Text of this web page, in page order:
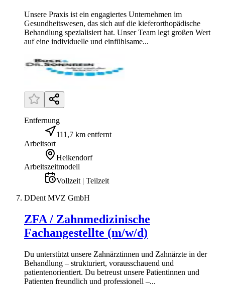
Unsere Praxis ist ein engagiertes Unternehmen im
Gesundheitswesen, das sich auf die kieferorthopädische
Behandlung spezialisiert hat. Unser Team legt großen Wert
auf eine individuelle und einfühlsame...
Entfernung
111,7 km entfernt
Arbeitsort
Heikendorf
Arbeitszeitmodell
Vollzeit | Teilzeit
DDent MVZ GmbH
ZFA / Zahnmedizinische
Fachangestellte (m/w/d)
Du unterstützt unsere Zahnärztinnen und Zahnärzte in der
Behandlung – strukturiert, vorausschauend und
patientenorientiert. Du betreust unsere Patientinnen und
Patienten freundlich und professionell –...